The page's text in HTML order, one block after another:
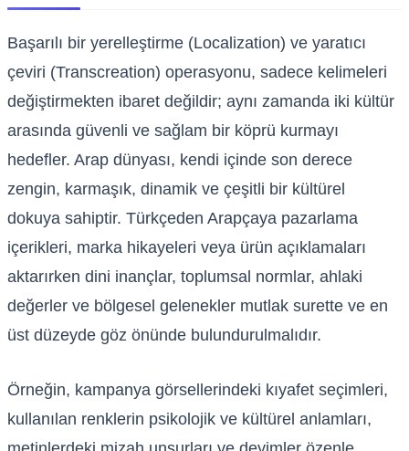
Başarılı bir yerelleştirme (Localization) ve yaratıcı
çeviri (Transcreation) operasyonu, sadece kelimeleri
değiştirmekten ibaret değildir; aynı zamanda iki kültür
arasında güvenli ve sağlam bir köprü kurmayı
hedefler. Arap dünyası, kendi içinde son derece
zengin, karmaşık, dinamik ve çeşitli bir kültürel
dokuya sahiptir. Türkçeden Arapçaya pazarlama
içerikleri, marka hikayeleri veya ürün açıklamaları
aktarırken dini inançlar, toplumsal normlar, ahlaki
değerler ve bölgesel gelenekler mutlak surette ve en
üst düzeyde göz önünde bulundurulmalıdır.
Örneğin, kampanya görsellerindeki kıyafet seçimleri,
kullanılan renklerin psikolojik ve kültürel anlamları,